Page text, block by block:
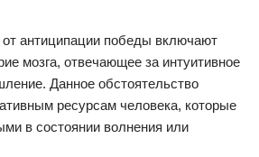
от антиципации победы включают
мозга, отвечающее за интуитивное
Данное обстоятельство
ресурсам человека, которые
в состоянии волнения или